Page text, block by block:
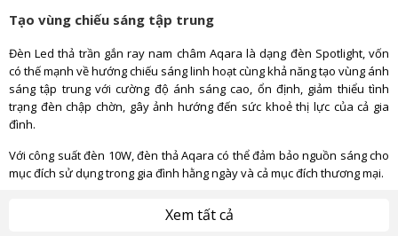
Tạo vùng chiếu sáng tập trung
Đèn Led thả trần gắn ray nam châm Aqara là dạng đèn Spotlight, vốn
có thế mạnh về hướng chiếu sáng linh hoạt cùng khả năng tạo vùng ánh
sáng tập trung với cường độ ánh sáng cao, ổn định, giảm thiểu tình
trạng đèn chập chờn, gây ảnh hướng đến sức khoẻ thị lực của cả gia
đình.
Với công suất đèn 10W, đèn thả Aqara có thể đảm bảo nguồn sáng cho
mục đích sử dụng trong gia đình hằng ngày và cả mục đích thương mại.
Xem tất cả